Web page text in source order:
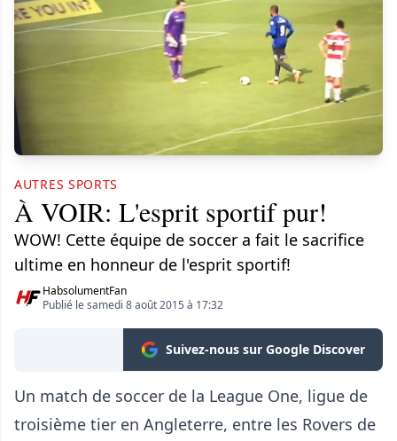
AUTRES SPORTS
À VOIR: L'esprit sportif pur!
WOW! Cette équipe de soccer a fait le sacrifice
ultime en honneur de l'esprit sportif!
HabsolumentFan
Publié le samedi 8 août 2015 à 17:32
Suivez-nous sur Google Discover
Un match de soccer de la League One, ligue de
troisième tier en Angleterre, entre les Rovers de